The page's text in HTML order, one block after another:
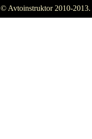
© Avtoinstruktor 2010-2013.